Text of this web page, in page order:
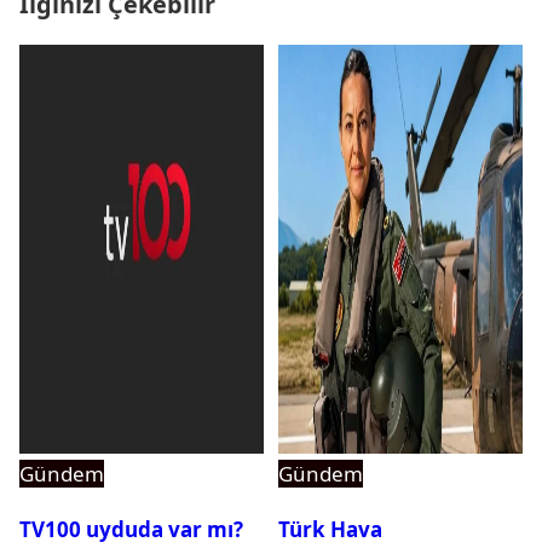
Gündem
TV100 uyduda var mı?
Gündem
Türk Hava